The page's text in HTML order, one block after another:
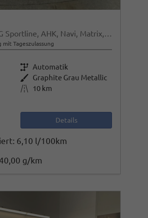
Sportline 1.5 TSI DSG Sportline, AHK, Navi, Matrix, Kamera, el. Klappe, 5-J. Garantie
mit Tageszulassung
GetriebeAutomatik
Außenfarbe Graphite Grau Metallic
Kilometerstand 10 km
Details
6,10 l/100km
g/km